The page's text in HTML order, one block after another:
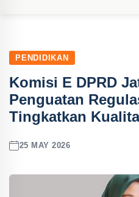
PENDIDIKAN
Komisi E DPRD
Penguatan
Tingkatkan
25 MAY 2026